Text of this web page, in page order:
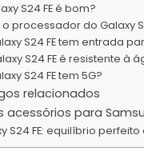
S24 FE é bom?
processador do Galaxy
S24 FE tem entrada
S24 FE é resistente à
S24 FE tem 5G?
relacionados
acessórios para
S24 FE: equilíbrio